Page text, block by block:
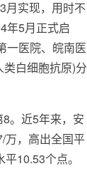
月实现，用时不
年5月正式启
一医院、皖南医
白细胞抗原)分
。近5年来，安
万，高出全国平
10.53个点。